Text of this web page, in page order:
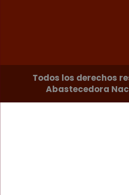
Todos los derechos
Abastecedora